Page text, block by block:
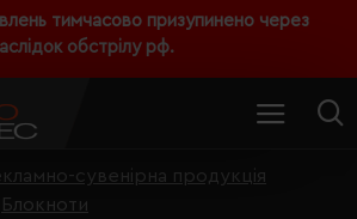
тимчасово призупинено через
обстрілу рф.
сувенірна продукція
Блокноти